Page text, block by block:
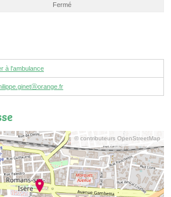
Fermé
à l'ambulance
© contributeurs OpenStreetMap